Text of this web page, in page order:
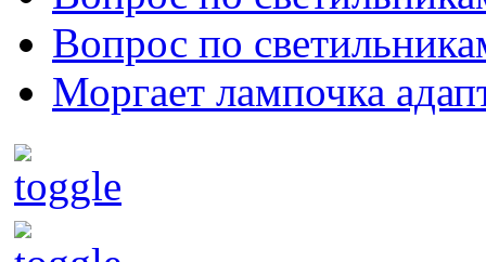
Вопрос по
Моргает лампочка